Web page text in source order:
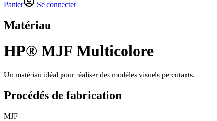
Panier
Se connecter
Matériau
HP® MJF Multicolore
Un matériau idéal pour réaliser des modèles visuels percutants.
Procédés de fabrication
MJF